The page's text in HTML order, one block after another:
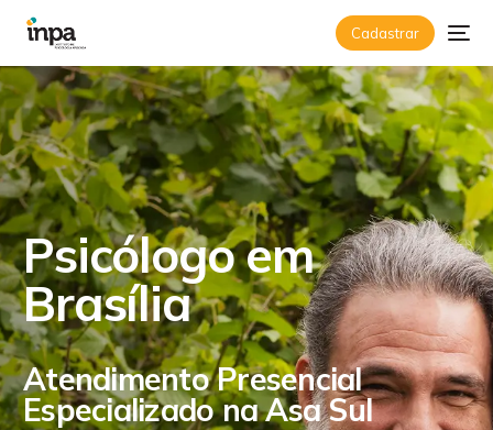
Cadastrar
Psicólogoem
Brasília
Atendimento Presencial
Especializado na Asa Sul